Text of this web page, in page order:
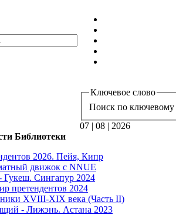
Ключевое слово
Поиск по ключевому
07 | 08 | 2026
Библиотеки
2026. Пейя, Кипр
движок с NNUE
Сингапур 2024
претендентов 2024
XVIII-XIX века (Часть II)
- Лижэнь. Астана 2023